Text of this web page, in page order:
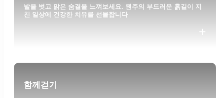
발을 벗고 맑은 숨결을 느껴보세요. 원주의 부드러운 흙길이 지
친 일상에 건강한 치유를 선물합니다
+
함께걷기